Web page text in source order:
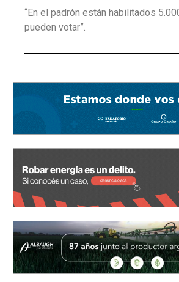
“En el padrón están habilitados
pueden votar”.